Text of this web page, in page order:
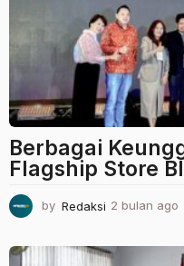
Berbagai
Flagship Store
by Redaksi 2 bulan ago
l